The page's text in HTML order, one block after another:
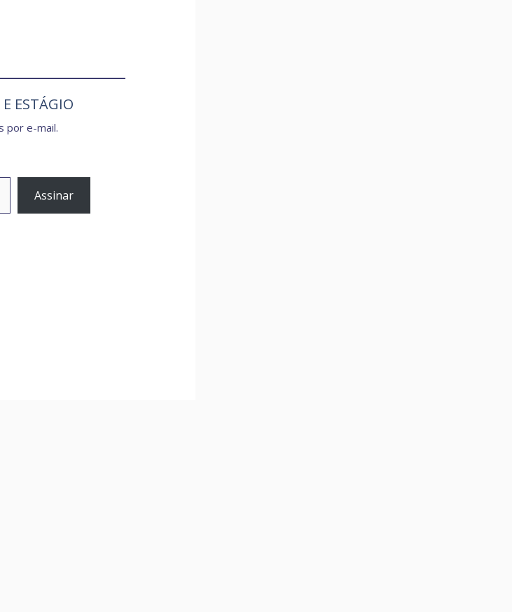
ESTÁGIO
por e-mail.
Assinar